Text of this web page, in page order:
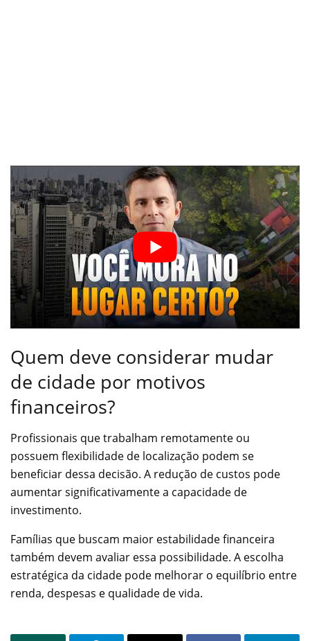
Quem deve considerar mudar
de cidade por motivos
financeiros?
Profissionais que trabalham remotamente ou
possuem flexibilidade de localização podem se
beneficiar dessa decisão. A redução de custos pode
aumentar significativamente a capacidade de
investimento.
Famílias que buscam maior estabilidade financeira
também devem avaliar essa possibilidade. A escolha
estratégica da cidade pode melhorar o equilíbrio entre
renda, despesas e qualidade de vida.